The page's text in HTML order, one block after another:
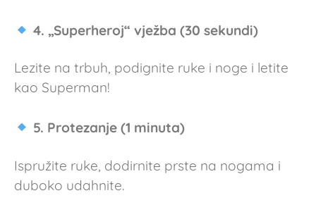
4. „Superheroj“ vježba (30 sekundi)
Lezite na trbuh, podignite ruke i noge i letite
kao Superman!
5. Protezanje (1 minuta)
Ispružite ruke, dodirnite prste na nogama i
duboko udahnite.